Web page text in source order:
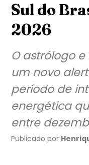
Sul do
2026
O astrólogo
um novo
período de
energética
entre
Publicado por